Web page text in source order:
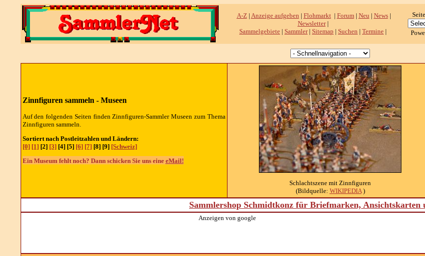
A-Z| Anzeige aufgeben | Flohmarkt| Forum| Neu | News|
Newsletter|
Sammelgebiete | Sammler| Sitemap | Suchen | Termine |
Zinnfiguren sammeln - Museen
Auf den folgenden Seiten finden Zinnfiguren-Sammler Museen zum Thema
Zinnfiguren sammeln.
Sortiert nach Postleitzahlen und Ländern:
[0] [1][2] [3][4] [5] [6] [7][8] [9] [Schweiz]
Ein Museum fehlt noch? Dann schicken Sie uns eine eMail!
Schlachtszene mit Zinnfiguren
(Bildquelle: WIKIPEDIA)
Sammlershop Schmidtkonz für Briefmarken, Ansichtskarten
Anzeigen von google